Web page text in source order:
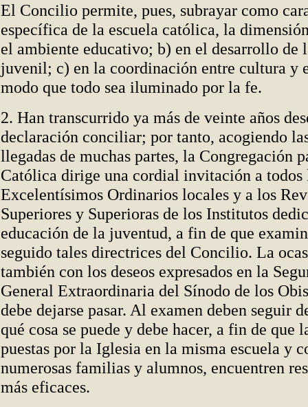
El Concilio permite, pues, subrayar como
específica de la escuela católica, la
el ambiente educativo; b) en el desarrollo de
juvenil; c) en la coordinación entre cultura y
modo que todo sea iluminado por la fe.
2. Han transcurrido ya más de veinte años
declaración conciliar; por tanto, acogiendo
llegadas de muchas partes, la Congregación
Católica dirige una cordial invitación a todos
Excelentísimos Ordinarios locales y a los
Superiores y Superioras de los Institutos
educación de la juventud, a fin de que
seguido tales directrices del Concilio. La
también con los deseos expresados en la
General Extraordinaria del Sínodo de los
debe dejarse pasar. Al examen deben seguir
qué cosa se puede y debe hacer, a fin de que
puestas por la Iglesia en la misma escuela y
numerosas familias y alumnos, encuentren
más eficaces.